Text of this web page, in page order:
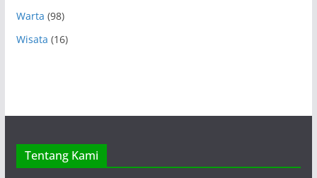
Warta (98)
Wisata (16)
Tentang Kami